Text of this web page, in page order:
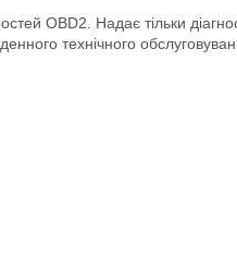
OBD2. Надає тільки
технічного